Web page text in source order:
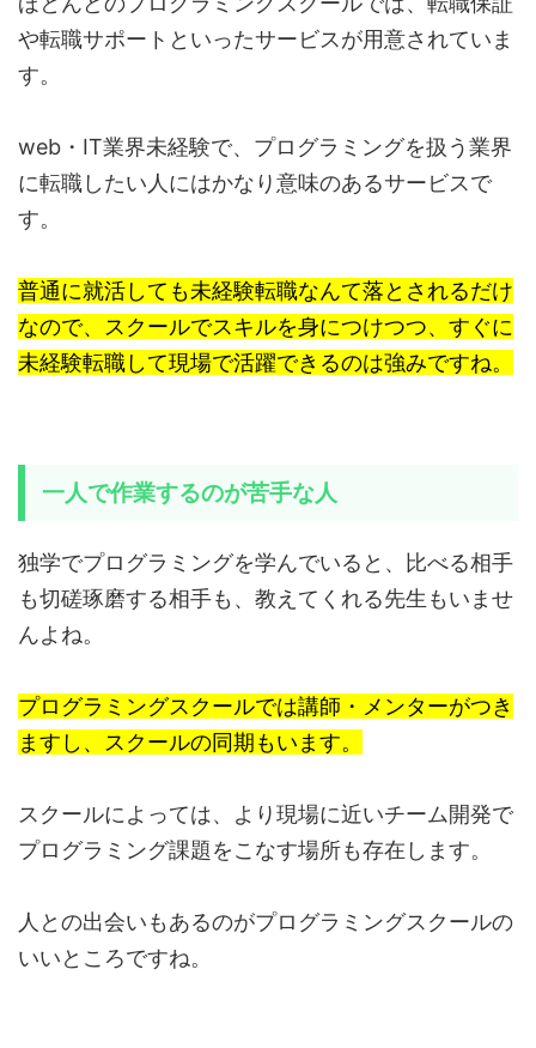
や転職サポートといったサービスが用意されていま
す。
web・IT業界未経験で、プログラミングを扱う業界
に転職したい人にはかなり意味のあるサービスで
す。
普通に就活しても未経験転職なんて落とされるだけ
なので、スクールでスキルを身につけつつ、すぐに
未経験転職して現場で活躍できるのは強みですね。
一人で作業するのが苦手な人
独学でプログラミングを学んでいると、比べる相手
も切磋琢磨する相手も、教えてくれる先生もいませ
んよね。
プログラミングスクールでは講師・メンターがつき
ますし、スクールの同期もいます。
スクールによっては、より現場に近いチーム開発で
プログラミング課題をこなす場所も存在します。
人との出会いもあるのがプログラミングスクールの
いいところですね。